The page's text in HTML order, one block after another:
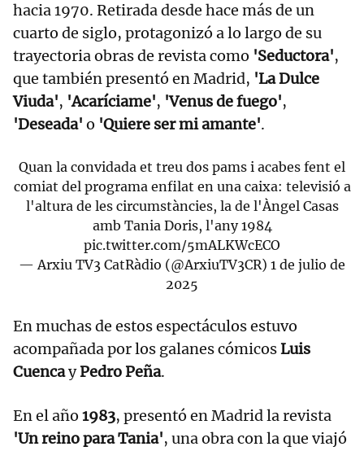
hacia 1970. Retirada desde hace más de un
cuarto de siglo, protagonizó a lo largo de su
trayectoria obras de revista como 'Seductora',
que también presentó en Madrid, 'La Dulce
Viuda', 'Acaríciame', 'Venus de fuego',
'Deseada' o 'Quiere ser mi amante'.
Quan la convidada et treu dos pams i acabes fent el
comiat del programa enfilat en una caixa: televisió a
l'altura de les circumstàncies, la de l'Àngel Casas
amb Tania Doris, l'any 1984
pic.twitter.com/5mALKWcECO
— Arxiu TV3 CatRàdio (@ArxiuTV3CR) 1 de julio de
2025
En muchas de estos espectáculos estuvo
acompañada por los galanes cómicosLuis
CuencayPedro Peña.
En el año 1983, presentó en Madrid la revista
'Un reino para Tania', una obra con la que viajó